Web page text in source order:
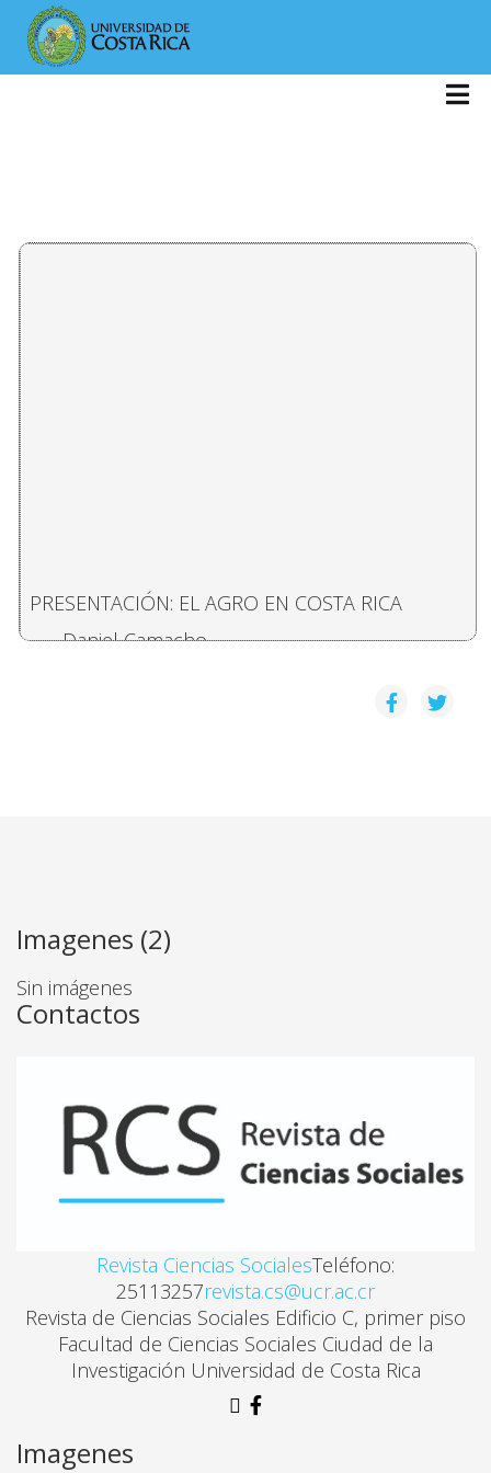
PRESENTACIÓN: EL AGRO EN COSTA RICA
Daniel Camacho
LA POESIA COMO AGRESION EN "NAUSEA" DE
COMENTARIOS: HOMENAJE A EUGENIO
Sandra Cartin, Ileana Piszk
Ana Cecilia Escalante Herrera, Mayra Achio
COMENTARIOS: HOMENAJE A EUGENIO FONSECA
COMENTARIOS: HOMENAJE A EUGENIO FONSECA
Manuel Formoso
LA ESTRUCTURA AGRARIA Y CAPACITACIÓN
Imagenes (2)
Sin imágenes
Contactos
Revista Ciencias SocialesTeléfono:
25113257revista.cs@ucr.ac.cr
Revista de Ciencias Sociales Edificio C, primer piso
Facultad de Ciencias Sociales Ciudad de la
Investigación Universidad de Costa Rica
Imagenes